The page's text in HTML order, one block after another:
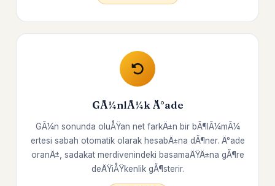
GÃ¼nlÃ¼k Ä°ade
GÃ¼n sonunda oluÅŸan net farkÄ±n bir bÃ¶lÃ¼mÃ¼
ertesi sabah otomatik olarak hesabÄ±na dÃ¶ner. Ä°ade
oranÄ±, sadakat merdivenindeki basamaÄŸÄ±na gÃ¶re
deÄŸiÅŸkenlik gÃ¶sterir.